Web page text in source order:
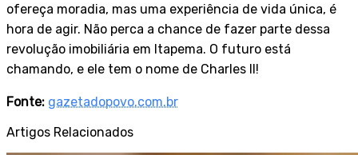
ofereça moradia, mas uma experiência de vida única, é
hora de agir. Não perca a chance de fazer parte dessa
revolução imobiliária em Itapema. O futuro está
chamando, e ele tem o nome de Charles II!
Fonte: gazetadopovo.com.br
Artigos Relacionados